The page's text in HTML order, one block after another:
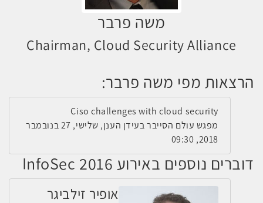
משה פרבר
Chairman, Cloud Security Alliance
הרצאות מפי משה פרבר:
Ciso challenges with cloud security
מפגש עולם הסייבר בעידן הענן, שלישי, 27 בנובמבר
2018, 09:30
דוברים נוספים באירוע InfoSec 2016
אופיר זילביגר